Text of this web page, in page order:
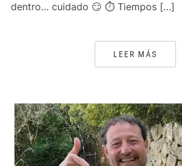
dentro… cuidado 😏 ⏱️ Tiempos […]
LEER MÁS